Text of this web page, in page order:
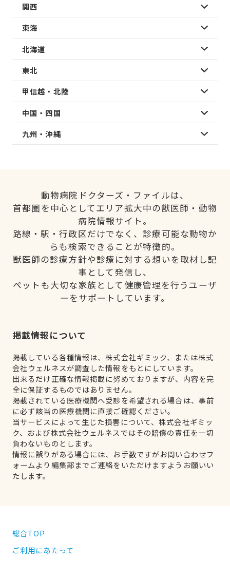
関西
東海
北海道
東北
甲信越・北陸
中国・四国
九州・沖縄
動物病院ドクターズ・ファイルは、
首都圏を中心としてエリア拡大中の獣医師・動物
病院情報サイト。
路線・駅・行政区だけでなく、診療可能な動物か
らも検索できることが特徴的。
獣医師の診療方針や診療に対する想いを取材し記
事として発信し、
ペットも大切な家族として健康管理を行うユーザ
ーをサポートしています。
掲載情報について
掲載している各種情報は、株式会社ギミック、または株式
会社ウェルネスが調査した情報をもとにしています。
出来るだけ正確な情報掲載に努めておりますが、内容を完
全に保証するものではありません。
掲載されている医療機関へ受診を希望される場合は、事前
に必ず該当の医療機関に直接ご確認ください。
当サービスによって生じた損害について、株式会社ギミッ
ク、および株式会社ウェルネスではその賠償の責任を一切
負わないものとします。
情報に誤りがある場合には、お手数ですがお問い合わせフ
ォームより編集部までご連絡をいただけますようお願いい
たします。
総合TOP
ご利用にあたって